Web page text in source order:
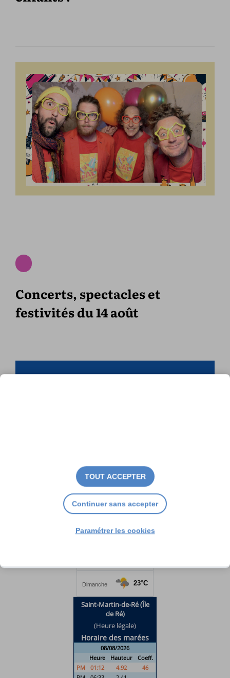
Concerts, spectacles et
festivités du 14 août
TOUT ACCEPTER
Continuer sans accepter
Paramétrer les cookies